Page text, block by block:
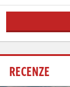
RECENZE